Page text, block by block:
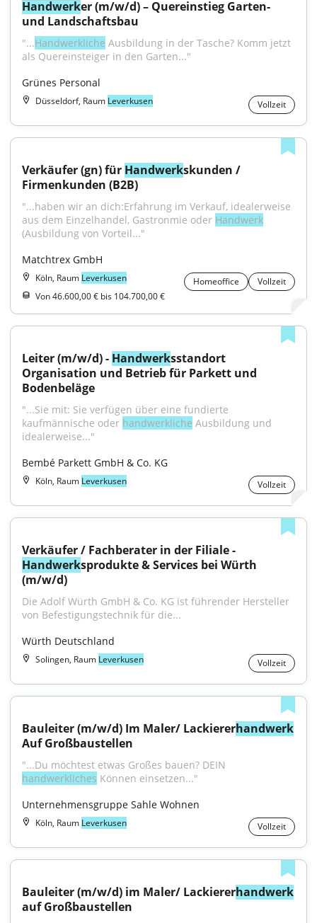
Handwerker (m/w/d) – Quereinstieg Garten-
und Landschaftsbau
"...Handwerkliche Ausbildung in der Tasche? Komm jetzt
als Quereinsteiger in den Garten..."
Grünes Personal
Düsseldorf, Raum Leverkusen Vollzeit
Verkäufer (gn) für Handwerkskunden /
Firmenkunden (B2B)
"...haben wir an dich:Erfahrung im Verkauf, idealerweise
aus dem Einzelhandel, Gastronmie oder Handwerk
(Ausbildung von Vorteil..."
Matchtrex GmbH
Köln, Raum Leverkusen Homeoffice
Vollzeit
Von 46.600,00 € bis 104.700,00 €
Leiter (m/w/d) - Handwerksstandort
Organisation und Betrieb für Parkett und
Bodenbeläge
"...Sie mit: Sie verfügen über eine fundierte
kaufmännische oder handwerkliche Ausbildung und
idealerweise..."
Bembé Parkett GmbH & Co. KG
Köln, Raum Leverkusen Vollzeit
Handwerksprodukte & Services bei Würth
(m/w/d)
Die Adolf Würth GmbH & Co. KG ist führender Hersteller
von Befestigungstechnik für die...
Würth Deutschland
Solingen, Raum Leverkusen Vollzeit
Bauleiter (m/w/d) Im Maler/ Lackiererhandwerk
Auf Großbaustellen
handwerkliches Können einsetzen..."
Unternehmensgruppe Sahle Wohnen
Köln, Raum Leverkusen Vollzeit
Bauleiter (m/w/d) im Maler/ Lackiererhandwerk
auf Großbaustellen